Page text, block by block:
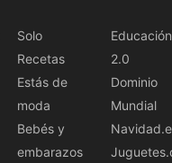
Solo
Recetas
Estás de
moda
Bebés y
embarazos
Educación
2.0
Dominio
Mundial